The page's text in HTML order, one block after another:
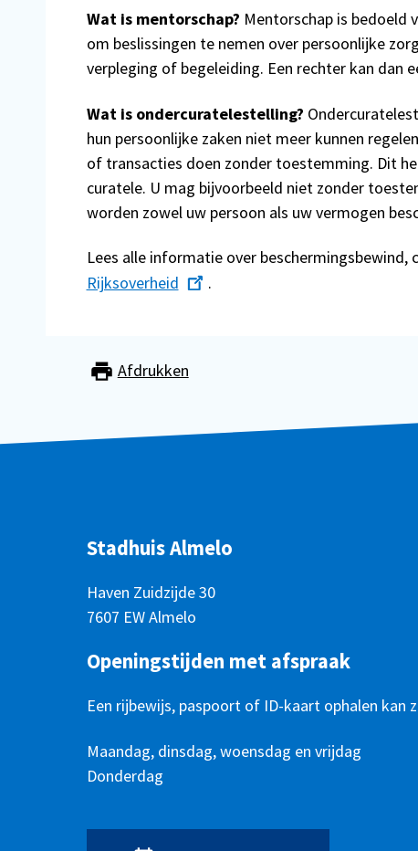
Wat is mentorschap? Mentorschap is bedoeld
om beslissingen te nemen over persoonlijke
verpleging of begeleiding. Een rechter kan dan
Wat is ondercuratelestelling?
hun persoonlijke zaken niet meer kunnen
of transacties doen zonder toestemming. Dit
curatele. U mag bijvoorbeeld niet zonder
worden zowel uw persoon als uw vermogen
Lees alle informatie over beschermingsbewind,
Rijksoverheid
.
Afdrukken
Stadhuis Almelo
Haven Zuidzijde 30
7607 EW Almelo
Openingstijden met afspraak
Een rijbewijs, paspoort of ID-kaart ophalen kan
Openingstijden
DagTijd
Maandag, dinsdag, woensdag en vrijdag
Donderdag